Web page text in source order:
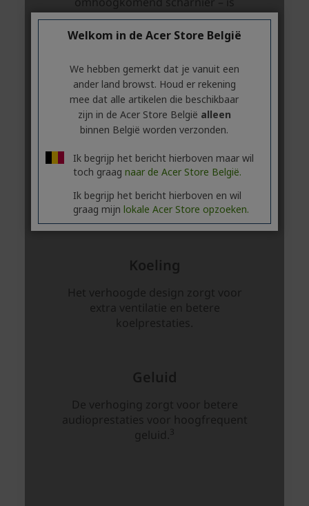
Welkom in de Acer Store België
We hebben gemerkt dat je vanuit een
ander land browst. Houd er rekening
mee dat alle artikelen die beschikbaar
zijn in de Acer Store België alleen
binnen België worden verzonden.
Ik begrijp het bericht hierboven maar wil
toch graag naar de Acer Store België.
Ik begrijp het bericht hierboven en wil
graag mijn lokale Acer Store opzoeken.